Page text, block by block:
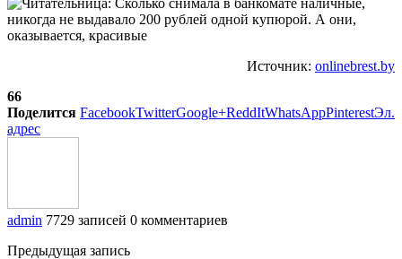
Источник: onlinebrest.by
66
Поделится FacebookTwitterGoogle+ReddItWhatsAppPinterestЭл.
адрес
admin 7729 записей 0 комментариев
Предыдущая запись